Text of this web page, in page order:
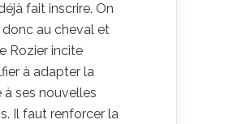
fait inscrire. On
au cheval et
Rozier incite
à adapter la
à ses nouvelles
Il faut renforcer la